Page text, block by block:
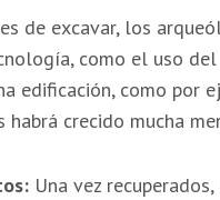
de excavar, los
como el uso del
edificación, como por
habrá crecido mucha
Una vez